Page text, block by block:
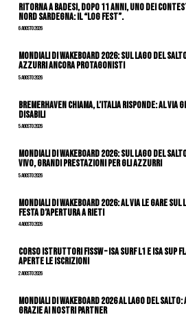
Ritorna a Badesi, dopo 11 anni, uno dei
nord Sardegna: il “Log Fest”.
6 Agosto 2026
Mondiali di Wakeboard 2026: sul Lago del
azzurri ancora protagonisti
5 Agosto 2026
Bremerhaven chiama, l’Italia risponde: al via
Disabili
5 Agosto 2026
Mondiali di Wakeboard 2026: sul Lago del
vivo, grandi prestazioni per gli azzurri
5 Agosto 2026
Mondiali di Wakeboard 2026: al via le gare sul
festa d’apertura a Rieti
4 Agosto 2026
CORSO ISTRUTTORI FISSW – ISA SURF L1 e ISA
APERTE LE ISCRIZIONI
2 Agosto 2026
Mondiali di Wakeboard 2026 al Lago del
grazie ai nostri Partner